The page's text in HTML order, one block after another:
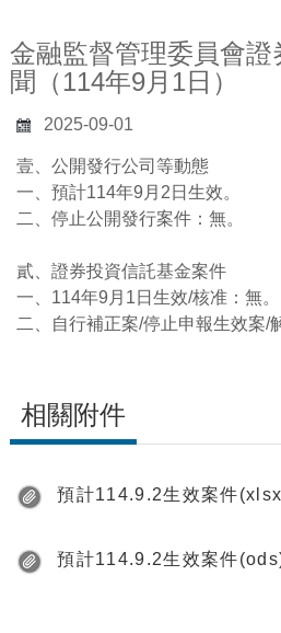
金融監督管理委員會
聞（114年9月1日）
2025-09-01
壹、公開發行公司等動態
一、預計114年9月2日生效。
二、停止公開發行案件：無。
貳、證券投資信託基金案件
一、114年9月1日生效/核准：無。
二、自行補正案/停止申報生效案/
相關附件
預計114.9.2生效案件
預計114.9.2生效案件